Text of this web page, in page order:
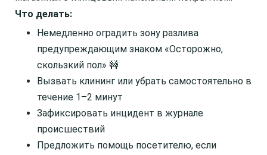
Что делать:
Немедленно оградить зону разлива
предупреждающим знаком «Осторожно,
скользкий пол» 🚧
Вызвать клининг или убрать самостоятельно в
течение 1–2 минут
Зафиксировать инцидент в журнале
происшествий
Предложить помощь посетителю, если